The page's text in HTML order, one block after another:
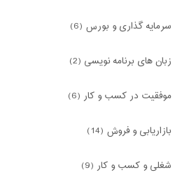
سرمایه گذاری و بورس (6)
زبان های برنامه نویسی (2)
موفقیت در کسب و کار (6)
بازاریابی و فروش (14)
شغلی و کسب و کار (9)